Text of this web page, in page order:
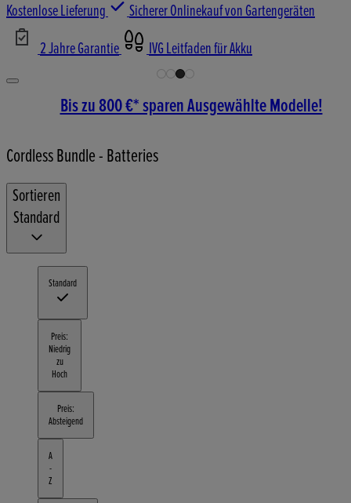
Kostenlose Lieferung
Sicherer Onlinekauf von Gartengeräten
2 Jahre Garantie
IVG Leitfaden für Akku
Bis zu 800 €* sparen Ausgewählte Modelle!
Cordless Bundle - Batteries
Sortieren
Standard
Standard
Preis:
Niedrig
zu
Hoch
Preis:
Absteigend
A
-
Z